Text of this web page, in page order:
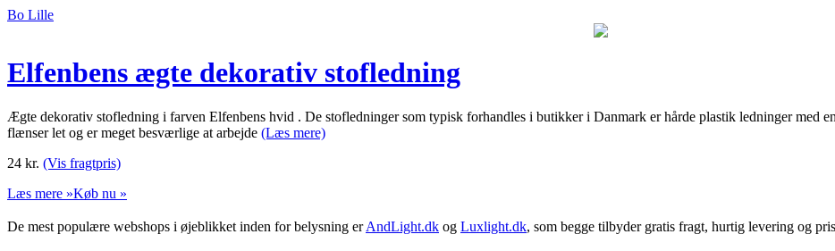
Bo Lille
Elfenbens ægte dekorativ stofledning
Ægte dekorativ stofledning i farven Elfenbens hvid . De stofledninger som typisk forhandles i butikker i Danmark er hårde plastik ledninger med
flænser let og er meget besværlige at arbejde (Læs mere)
24 kr. (Vis fragtpris)
Læs mere »Køb nu »
De mest populære webshops i øjeblikket inden for belysning erAndLight.dk og Luxlight.dk, som begge tilbyder gratis fragt, hurtig levering og